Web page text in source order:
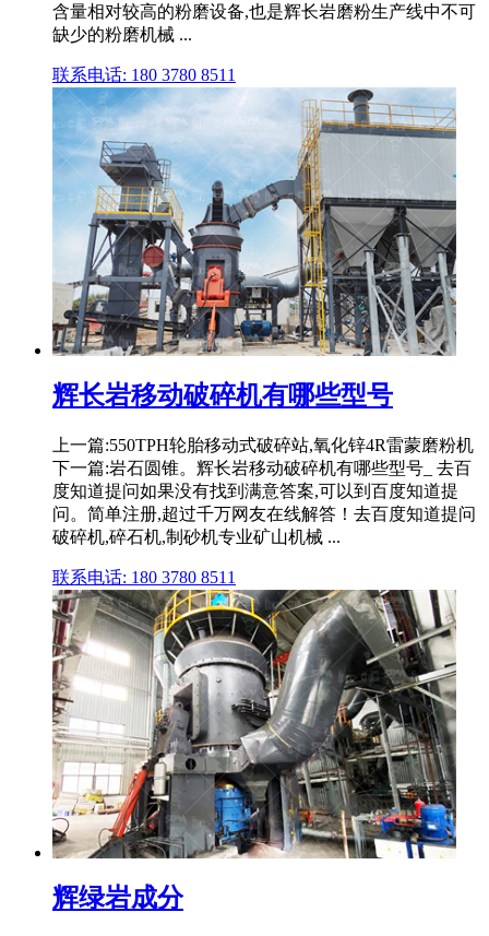
含量相对较高的粉磨设备,也是辉长岩磨粉生产线中不可
缺少的粉磨机械 ...
联系电话: 180 3780 8511
辉长岩移动破碎机有哪些型号
上一篇:550TPH轮胎移动式破碎站,氧化锌4R雷蒙磨粉机
下一篇:岩石圆锥。辉长岩移动破碎机有哪些型号_ 去百
度知道提问如果没有找到满意答案,可以到百度知道提
问。简单注册,超过千万网友在线解答！去百度知道提问
破碎机,碎石机,制砂机专业矿山机械 ...
联系电话: 180 3780 8511
辉绿岩成分